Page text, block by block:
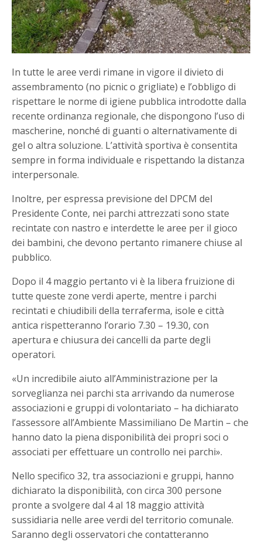
In tutte le aree verdi rimane in vigore il divieto di
assembramento (no picnic o grigliate) e l’obbligo di
rispettare le norme di igiene pubblica introdotte dalla
recente ordinanza regionale, che dispongono l’uso di
mascherine, nonché di guanti o alternativamente di
gel o altra soluzione. L’attività sportiva è consentita
sempre in forma individuale e rispettando la distanza
interpersonale.
Inoltre, per espressa previsione del DPCM del
Presidente Conte, nei parchi attrezzati sono state
recintate con nastro e interdette le aree per il gioco
dei bambini, che devono pertanto rimanere chiuse al
pubblico.
Dopo il 4 maggio pertanto vi è la libera fruizione di
tutte queste zone verdi aperte, mentre i parchi
recintati e chiudibili della terraferma, isole e città
antica rispetteranno l’orario 7.30 – 19.30, con
apertura e chiusura dei cancelli da parte degli
operatori.
«Un incredibile aiuto all’Amministrazione per la
sorveglianza nei parchi sta arrivando da numerose
associazioni e gruppi di volontariato – ha dichiarato
l’assessore all’Ambiente Massimiliano De Martin – che
hanno dato la piena disponibilità dei propri soci o
associati per effettuare un controllo nei parchi».
Nello specifico 32, tra associazioni e gruppi, hanno
dichiarato la disponibilità, con circa 300 persone
pronte a svolgere dal 4 al 18 maggio attività
sussidiaria nelle aree verdi del territorio comunale.
Saranno degli osservatori che contatteranno